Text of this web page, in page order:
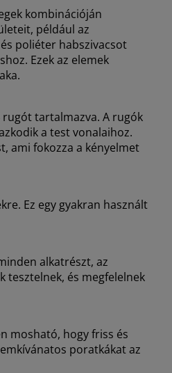
kombinációján
például az
poliéter habszivacsot
Ezek az elemek
tartalmazva. A rugók
a test vonalaihoz.
ami fokozza a kényelmet
Ez egy gyakran használt
alkatrészt, az
tesztelnek, és megfelelnek
mosható, hogy friss és
poratkákat az